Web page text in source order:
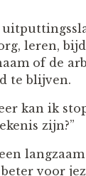
leren,
of de
te blijven.
kan ik
zijn?”
voor